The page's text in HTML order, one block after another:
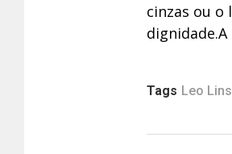
cinzas ou
Tags Leo Lins